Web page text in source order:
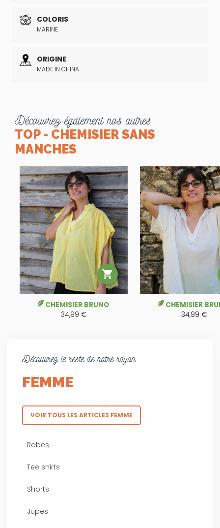
COLORIS
MARINE
ORIGINE
MADE IN CHINA
Découvrez également nos autres
TOP - CHEMISIER SANS
MANCHES

CHEMISIER BRUNO
34,99 €
CHEMISIER
34,99 €
Découvrez le reste de notre rayon
FEMME
VOIR TOUS LES ARTICLES FEMME
Robes
Tee shirts
Shorts
Jupes